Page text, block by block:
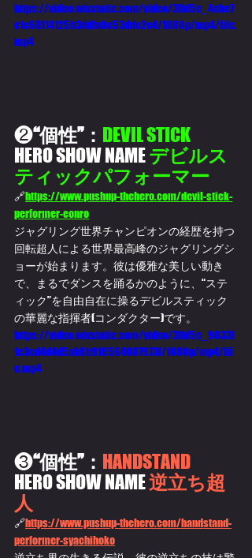
https://video.wixstatic.com/video/3fbf5e_4ebe7
e1c68f14125b3ddfa0c53ddc2e4/1080p/mp4/file.
mp4
❷“個性”： DEVIL STICK
HERO SHOW NAME デビルス
ティックパフォーマー
🔗https://www.pushup-thehero.com/devil-stick-
performer-conro
ジャグリング世界チャンピオンの経歴を持つ
回転超人による世界最高峰のジャグリングシ
ョーが始まります。彼は優雅な美しい動き
で、まるでダンスを踊るかのように、“ステ
ィック”を自由自在に操るデビルスティック
の華麗な指揮者(コンダクター)です。
https://video.wixstatic.com/video/3fbf5e_9833f
1e3cd4d4d5ab8b918564087973f/1080p/mp4/fil
e.mp4
❸“個性”： HANDSTAND
HERO SHOW NAME 逆立ち超
人
🔗https://www.pushup-thehero.com/handstand-
performer-syachihoko